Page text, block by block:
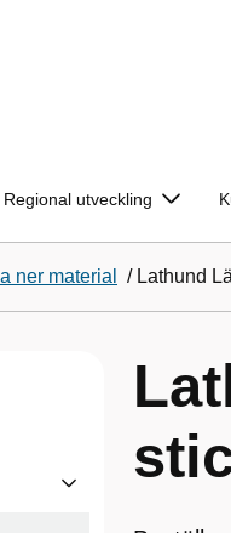
Regional utveckling
ner material / Lathund